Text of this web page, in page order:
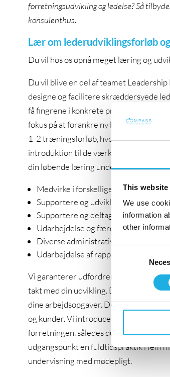
This
We use
information
other
forretningsudvikling og ledelse? Så
konsulenthus.
Lær om lederudviklingsforløb
Du vil hos os opnå meget læring og
Du vil blive en del af teamet
designe og facilitere skræddersyede
få fingrene i konkrete projekter og
fokus på at forankre ny læring i det
1-2 træningsforløb, hvor du får indblik
introduktion til de værktøjer, som
din løbende læring undervejs i forløbet.
Medvirke i forskellige organisations-
Supportere og udvikle indhold til
Supportere og deltage i webinarer
Udarbejdelse og færdiggørelse af
Diverse administrative ad hoc-opgaver
Udarbejdelse af rapporter
Vi garanterer udfordrende
takt med din udvikling. Du vil blive en
dine arbejdsopgaver. Du vil kunne
og kunder. Vi introducerer
forretningen, således du får en god
udgangspunkt en fuldtidspraktik i fem
undervisning med mødepligt.